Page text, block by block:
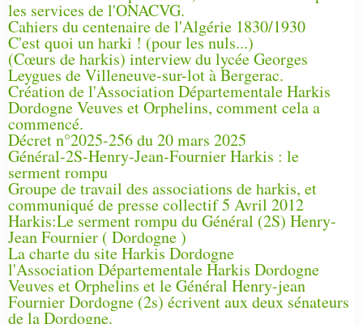
les services de l'ONACVG.
Cahiers du centenaire de l'Algérie 1830/1930
C'est quoi un harki ! (pour les nuls...)
(Cœurs de harkis) interview du lycée Georges
Leygues de Villeneuve-sur-lot à Bergerac.
Création de l'Association Départementale Harkis
Dordogne Veuves et Orphelins, comment cela a
commencé.
Décret n°2025-256 du 20 mars 2025
Général-2S-Henry-Jean-Fournier Harkis : le
serment rompu
Groupe de travail des associations de harkis, et
communiqué de presse collectif 5 Avril 2012
Harkis:Le serment rompu du Général (2S) Henry-
Jean Fournier ( Dordogne )
La charte du site Harkis Dordogne
l'Association Départementale Harkis Dordogne
Veuves et Orphelins et le Général Henry-jean
Fournier Dordogne (2s) écrivent aux deux sénateurs
de la Dordogne.